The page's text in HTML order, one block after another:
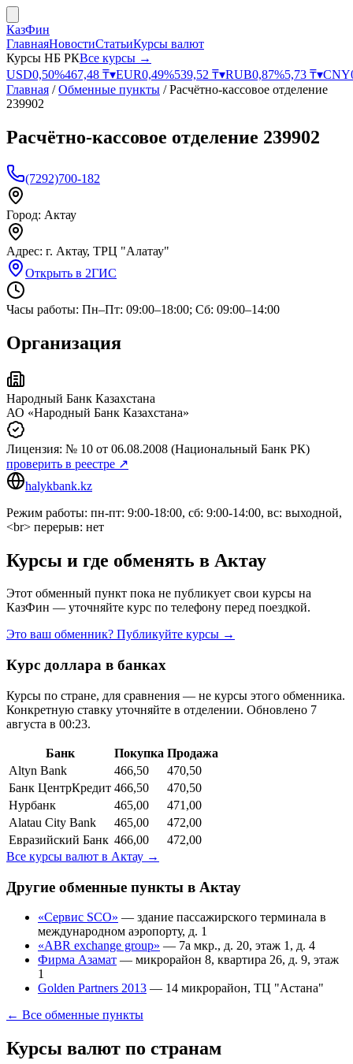
КазФин
ГлавнаяНовостиСтатьиКурсы валют
Курсы НБ РКВсе курсы →
USD0,50%467,48 ₸▾EUR0,49%539,52 ₸▾RUB0,87%5,73 ₸▾CNY
Главная /Обменные пункты /Расчётно-кассовое отделение
239902
Расчётно-кассовое отделение 239902
(7292)700-182
Город: Актау
Адрес: г. Актау, ТРЦ "Алатау"
Открыть в 2ГИС
Часы работы: Пн–Пт: 09:00–18:00; Сб: 09:00–14:00
Организация
Народный Банк Казахстана
АО «Народный Банк Казахстана»
Лицензия: № 10 от 06.08.2008 (Национальный Банк РК)
проверить в реестре ↗
halykbank.kz
Режим работы: пн-пт: 9:00-18:00, сб: 9:00-14:00, вс: выходной,
<br> перерыв: нет
Курсы и где обменять в Актау
Этот обменный пункт пока не публикует свои курсы на
КазФин — уточняйте курс по телефону перед поездкой.
Это ваш обменник? Публикуйте курсы →
Курс доллара в банках
Курсы по стране, для сравнения — не курсы этого обменника.
Конкретную ставку уточняйте в отделении. Обновлено 7
августа в 00:23.
Банк Покупка Продажа
Altyn Bank
466,50
470,50
Банк ЦентрКредит 466,50
470,50
Нурбанк
465,00
471,00
Alatau City Bank
465,00
472,00
Евразийский Банк 466,00
472,00
Все курсы валют в Актау →
Другие обменные пункты в Актау
«Сервис SCO» — здание пассажирского терминала в
международном аэропорту, д. 1
«ABR exchange group» — 7а мкр., д. 20, этаж 1, д. 4
Фирма Азамат — микрорайон 8, квартира 26, д. 9, этаж
1
Golden Partners 2013 — 14 микрорайон, ТЦ "Астана"
← Все обменные пункты
Курсы валют по странам